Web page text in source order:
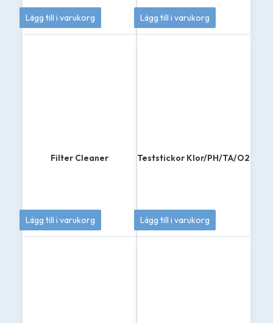
549kr
Lägg till i varukorg 399kr
Lägg till i varukorg
Filter Cleaner
139kr
Lägg till i varukorg
Teststickor Klor/PH/TA/O2
179kr
Lägg till i varukorg